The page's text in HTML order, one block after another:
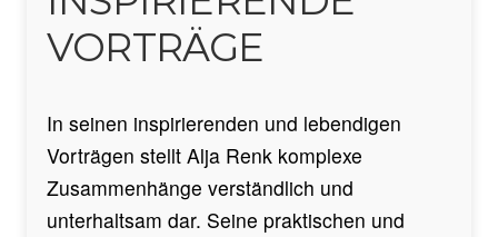
VORTRÄGE
In seinen inspirierenden und lebendigen
Vorträgen stellt Alja Renk komplexe
Zusammenhänge verständlich und
unterhaltsam dar. Seine praktischen und